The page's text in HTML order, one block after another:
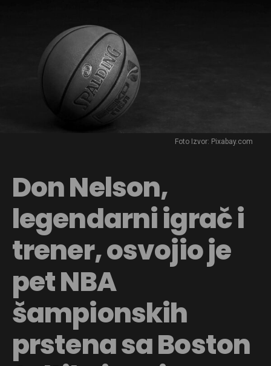
Foto Izvor: Pixabay.com
Don Nelson,
legendarni igrač i
trener, osvojio je
pet NBA
šampionskih
prstena sa Boston